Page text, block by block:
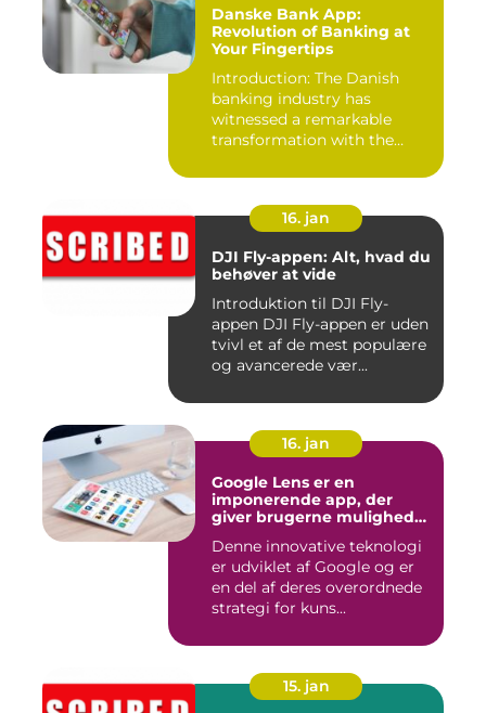
Danske Bank App:
Revolution of Banking at
Your Fingertips
Introduction: The Danish
banking industry has
witnessed a remarkable
transformation with the
16. jan
DJI Fly-appen: Alt, hvad du
behøver at vide
Introduktion til DJI Fly-
appen DJI Fly-appen er uden
tvivl et af de mest populære
og avancerede vær...
16. jan
Google Lens er en
imponerende app, der
giver brugerne mulighed
om de ting, de ser, ved blot
at bruge kameraet på
deres smartphone
Denne innovative teknologi
er udviklet af Google og er
en del af deres overordnede
strategi for kuns...
15. jan